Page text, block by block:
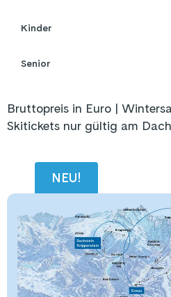
Kinder
Senior
Bruttopreis in Euro |
Skitickets nur gültig am
NEU!